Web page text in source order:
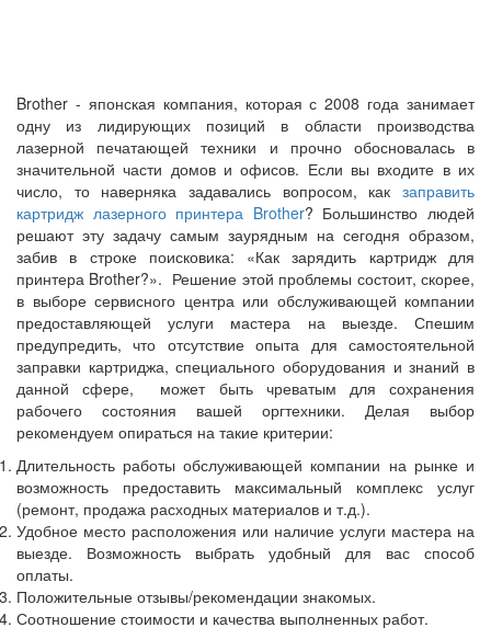
Brother - японская компания, которая с 2008 года занимает
одну из лидирующих позиций в области производства
лазерной печатающей техники и прочно обосновалась в
значительной части домов и офисов. Если вы входите в их
число, то наверняка задавались вопросом, как заправить
картридж лазерного принтера Brother? Большинство людей
решают эту задачу самым заурядным на сегодня образом,
забив в строке поисковика: «Как зарядить картридж для
принтера Brother?». Решение этой проблемы состоит, скорее,
в выборе сервисного центра или обслуживающей компании
предоставляющей услуги мастера на выезде. Спешим
предупредить, что отсутствие опыта для самостоятельной
заправки картриджа, специального оборудования и знаний в
данной сфере, может быть чреватым для сохранения
рабочего состояния вашей оргтехники. Делая выбор
рекомендуем опираться на такие критерии:
Длительность работы обслуживающей компании на рынке и
возможность предоставить максимальный комплекс услуг
(ремонт, продажа расходных материалов и т.д.).
Удобное место расположения или наличие услуги мастера на
выезде. Возможность выбрать удобный для вас способ
оплаты.
Положительные отзывы/рекомендации знакомых.
Соотношение стоимости и качества выполненных работ.